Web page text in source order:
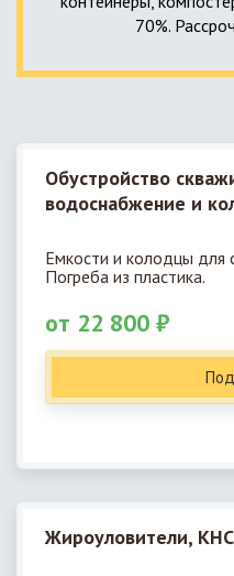
70%.
Обустройство
водоснабжение и
Емкости и колодцы для
Погреба из пластика.
от 22 800 ₽
Жироуловители,